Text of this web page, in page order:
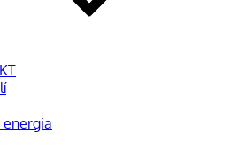
energia